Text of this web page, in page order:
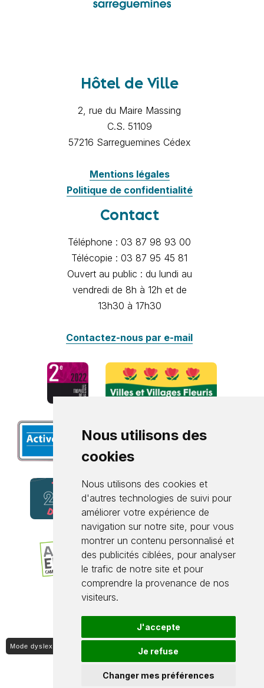
Nous utilisons des
cookies
Nous utilisons des cookies et
d'autres technologies de suivi pour
améliorer votre expérience de
navigation sur notre site, pour vous
montrer un contenu personnalisé et
des publicités ciblées, pour analyser
le trafic de notre site et pour
comprendre la provenance de nos
visiteurs.
J'accepte
Je refuse
Changer mes préférences
Hôtel de Ville
2, rue du Maire Massing
C.S. 51109
57216 Sarreguemines Cédex
Mentions légales
Politique de confidentialité
Contact
Téléphone : 03 87 98 93 00
Télécopie : 03 87 95 45 81
Ouvert au public : du lundi au
vendredi de 8h à 12h et de
13h30 à 17h30
Contactez-nous par e-mail
Mode dyslexique ON / OFF